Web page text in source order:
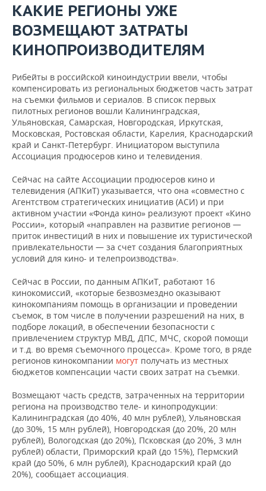
КАКИЕ РЕГИОНЫ УЖЕ
ВОЗМЕЩАЮТ ЗАТРАТЫ
КИНОПРОИЗВОДИТЕЛЯМ
Рибейты в российской киноиндустрии ввели, чтобы
компенсировать из региональных бюджетов часть затрат
на съемки фильмов и сериалов. В список первых
пилотных регионов вошли Калининградская,
Ульяновская, Самарская, Новгородская, Иркутская,
Московская, Ростовская области, Карелия, Краснодарский
край и Санкт-Петербург. Инициатором выступила
Ассоциация продюсеров кино и телевидения.
Сейчас на сайте Ассоциации продюсеров кино и
телевидения (АПКиТ) указывается, что она «совместно с
Агентством стратегических инициатив (АСИ) и при
активном участии «Фонда кино» реализуют проект «Кино
России», который «направлен на развитие регионов —
приток инвестиций в них и повышение их туристической
привлекательности — за счет создания благоприятных
условий для кино- и телепроизводства».
Сейчас в России, по данным АПКиТ, работают 16
кинокомиссий, «которые безвозмездно оказывают
кинокомпаниям помощь в организации и проведении
съемок, в том числе в получении разрешений на них, в
подборе локаций, в обеспечении безопасности с
привлечением структур МВД, ДПС, МЧС, скорой помощи
и т.д. во время съемочного процесса». Кроме того, в ряде
регионов кинокомпании могут получать из местных
бюджетов компенсации части своих затрат на съемки.
Возмещают часть средств, затраченных на территории
региона на производство теле- и кинопродукции:
Калининградская (до 40%, 40 млн рублей), Ульяновская
(до 30%, 15 млн рублей), Новгородская (до 20%, 20 млн
рублей), Вологодская (до 20%), Псковская (до 20%, 3 млн
рублей) области, Приморский край (до 15%), Пермский
край (до 50%, 6 млн рублей), Краснодарский край (до
20%), сообщает ассоциация.